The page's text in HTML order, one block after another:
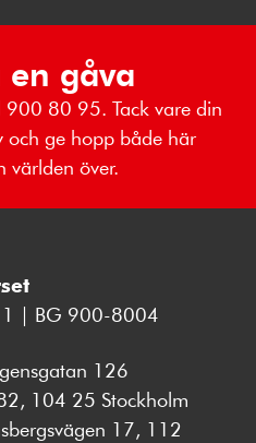
en gåva
900 80 95. Tack vare din
och ge hopp både här
världen över.
| BG 900-8004
126
104 25 Stockholm
17, 112